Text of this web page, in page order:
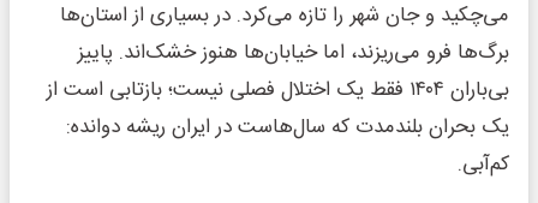
می‌چکید و جان شهر را تازه می‌کرد. در بسیاری از استان‌ها
برگ‌ها فرو می‌ریزند، اما خیابان‌ها هنوز خشک‌اند. پاییز
بی‌باران ۱۴۰۴ فقط یک اختلال فصلی نیست؛ بازتابی است از
یک بحران بلندمدت که سال‌هاست در ایران ریشه دوانده:
کم‌آبی.